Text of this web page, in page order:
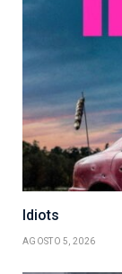
Idiots
AGOSTO 5, 2026